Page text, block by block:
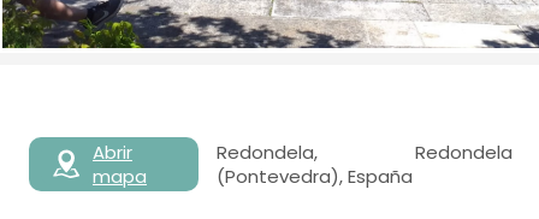
Abrir
mapa
Redondela, Redondela
(Pontevedra), España